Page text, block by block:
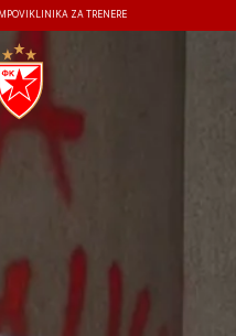
KLINIKA ZA TRENERE